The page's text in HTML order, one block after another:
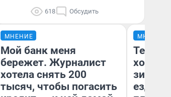
618 Обсудить
МНЕНИЕ
Мой банк меня
бережет. Журналист
хотела снять 200
тысяч, чтобы погасить
МНЕНИЕ
Тепло
зимой.
ездит